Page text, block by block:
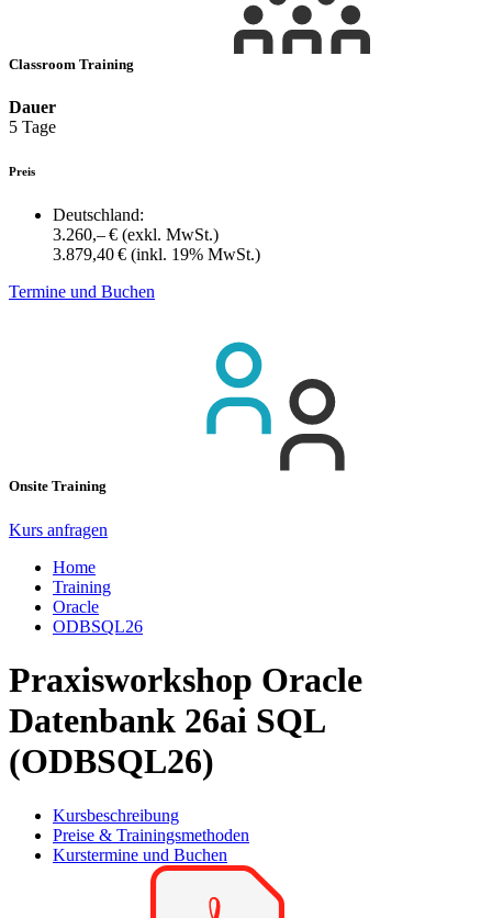
Classroom Training
Dauer
5 Tage
Preis
Deutschland:
3.260,– € (exkl. MwSt.)
3.879,40 € (inkl. 19% MwSt.)
Termine und Buchen
Onsite Training
Kurs anfragen
Home
Training
Oracle
ODBSQL26
Praxisworkshop Oracle
Datenbank 26ai SQL
(ODBSQL26)
Kursbeschreibung
Preise & Trainingsmethoden
Kurstermine und Buchen